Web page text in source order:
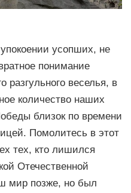
усопших, не
понимание
разгульного веселья, в
количество наших
близок по времени
Помолитесь в этот
тех, кто лишился
Отечественной
мир позже, но был